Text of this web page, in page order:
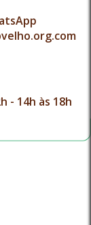
- 14h às 18h